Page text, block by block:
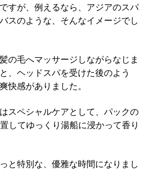
すが、例えるなら、アジアのスパ
スのような、そんなイメージでし
の毛へマッサージしながらなじま
、ヘッドスパを受けた後のよう
快感がありました。
スペシャルケアとして、パックの
してゆっくり湯船に浸かって香り
と特別な、優雅な時間になりまし